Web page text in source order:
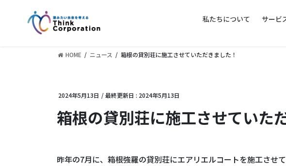
私たちについて サービ
HOME ニュース 箱根の貸別荘に施工させていただきました！
2024年5月13日 / 最終更新日 : 2024年5月13日
箱根の貸別荘に施工させていた
昨年の7月に、箱根強羅の貸別荘にエアリエルコートを施工させて